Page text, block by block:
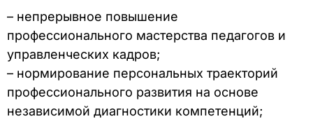
– непрерывное повышение
профессионального мастерства педагогов и
управленческих кадров;
– нормирование персональных траекторий
профессионального развития на основе
независимой диагностики компетенций;